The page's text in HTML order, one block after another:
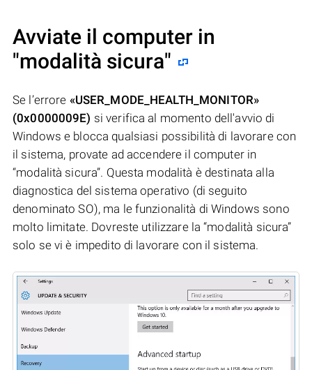
Avviate il computer in
"modalità sicura"
Se l’errore «USER_MODE_HEALTH_MONITOR»
(0x0000009E) si verifica al momento dell'avvio di
Windows e blocca qualsiasi possibilità di lavorare con
il sistema, provate ad accendere il computer in
“modalità sicura”. Questa modalità è destinata alla
diagnostica del sistema operativo (di seguito
denominato SO), ma le funzionalità di Windows sono
molto limitate. Dovreste utilizzare la “modalità sicura”
solo se vi è impedito di lavorare con il sistema.